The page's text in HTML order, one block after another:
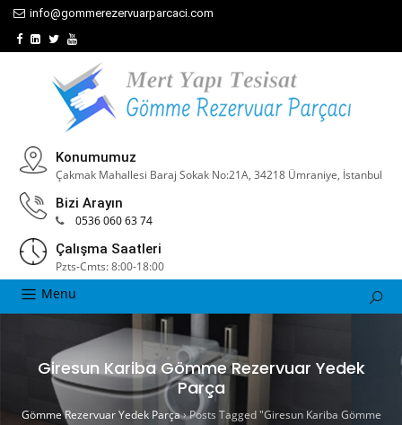
info@gommerezervuarparcaci.com
Konumumuz
Çakmak Mahallesi Baraj Sokak No:21A, 34218 Ümraniye, İstanbul
Bizi Arayın
0536 060 63 74
Çalışma Saatleri
Pzts-Cmts: 8:00-18:00
Menu
Giresun Kariba Gömme Rezervuar Yedek
Parça
Gömme Rezervuar Yedek Parça›Posts Tagged "Giresun Kariba Gömme